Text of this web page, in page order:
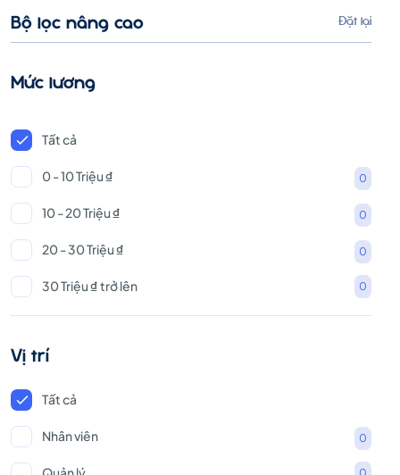
Bộ lọc nâng cao Đặt lại
Mức lương
Tất cả
0 - 10 Triệu ₫ 0
10 - 20 Triệu ₫ 0
20 - 30 Triệu ₫ 0
30 Triệu ₫ trở lên 0
Vị trí
Tất cả
Nhân viên 0